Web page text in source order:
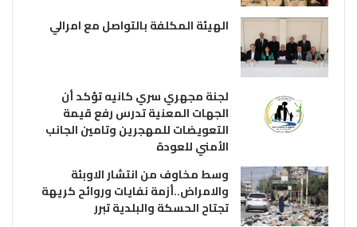
الهيئة المكلفة بالتواصل مع امرالي
لجنة مجهري سري كانيه تؤكد أن
الجهات المعنية تدرس رفع قيمة
التعويضات للمهجرين وتامين الجانب
الأمني للعودة
وسط مخاوف من انتشار الاوبئة
والامراض..أزمة نفايات وروائح كريهة
تجتاح الحسكة والبلدية تبرر